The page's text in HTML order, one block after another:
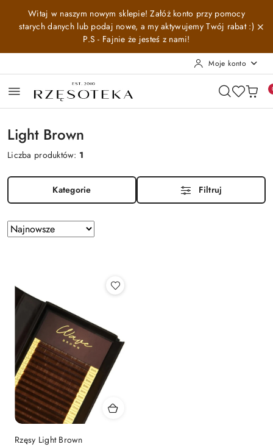
Przejdź do treści głównej
Przejdź do wyszukiwarki
Przejdź do moje konto
Przejdź do menu głównego
Przejdź do stopki
Witaj w naszym nowym sklepie! Załóż konto przy pomocy
starych danych lub podaj nowe, a my aktywujemy Twój rabat :)
P.S - Fajnie że jesteś z nami!
Moje konto
Light Brown
Liczba produktów: 1
Kategorie Filtruj
Zastosowano
sortowanie:
Sortuj
według
Rzęsy Light Brown